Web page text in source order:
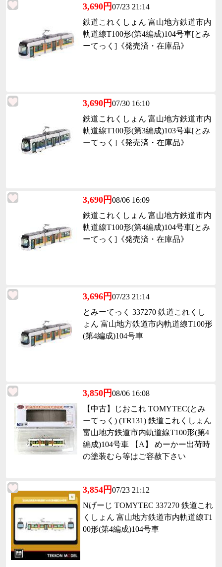
3,690円07/23 21:14
鉄道これくしょん 富山地方鉄道市内
軌道線T100形(第4編成)104号車[とみ
ーてっく]《発売済・在庫品》
3,690円07/30 16:10
鉄道これくしょん 富山地方鉄道市内
軌道線T100形(第3編成)103号車[とみ
ーてっく]《発売済・在庫品》
3,690円08/06 16:09
鉄道これくしょん 富山地方鉄道市内
軌道線T100形(第4編成)104号車[とみ
ーてっく]《発売済・在庫品》
3,696円07/23 21:14
とみーてっく 337270 鉄道これくし
ょん 富山地方鉄道市内軌道線T100形
(第4編成)104号車
3,850円08/06 16:08
【中古】じおこれ TOMYTEC(とみ
ーてっく) (TR131) 鉄道これくしょん
富山地方鉄道市内軌道線T100形(第4
編成)104号車 【A】 めーかー出荷時
の塗装むら等はご容赦下さい
3,854円07/23 21:12
Nげーじ TOMYTEC 337270 鉄道これ
くしょん 富山地方鉄道市内軌道線T1
00形(第4編成)104号車